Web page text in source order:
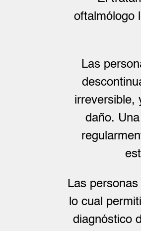
oftalmólogo
Las
irreversible,
daño.
Las
lo cual
diagnóstico